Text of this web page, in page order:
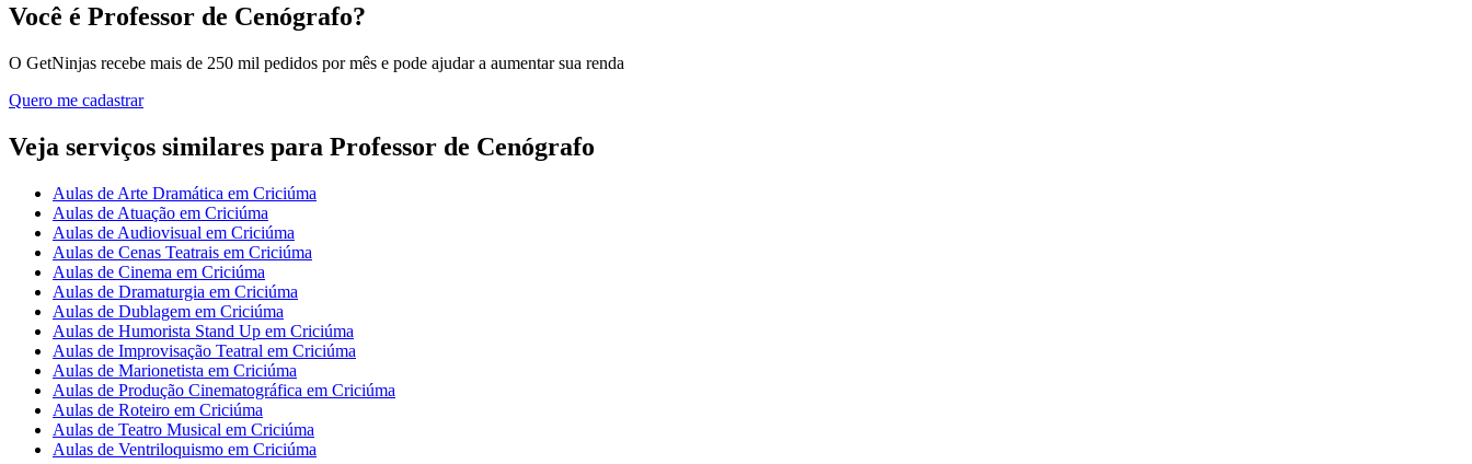
Você é Professor de Cenógrafo?
O GetNinjas recebe mais de 250 mil pedidos por mês e pode ajudar a aumentar sua renda
Quero me cadastrar
Veja serviços similares para Professor de Cenógrafo
Aulas de Arte Dramática em Criciúma
Aulas de Atuação em Criciúma
Aulas de Audiovisual em Criciúma
Aulas de Cenas Teatrais em Criciúma
Aulas de Cinema em Criciúma
Aulas de Dramaturgia em Criciúma
Aulas de Dublagem em Criciúma
Aulas de Humorista Stand Up em Criciúma
Aulas de Improvisação Teatral em Criciúma
Aulas de Marionetista em Criciúma
Aulas de Produção Cinematográfica em Criciúma
Aulas de Roteiro em Criciúma
Aulas de Teatro Musical em Criciúma
Aulas de Ventriloquismo em Criciúma